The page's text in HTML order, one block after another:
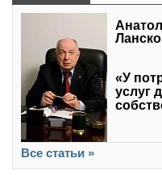
«У
услуг
Все статьи »